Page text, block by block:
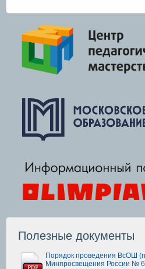
Полезные документы
Порядок проведения ВсОШ
Минпросвещения России №